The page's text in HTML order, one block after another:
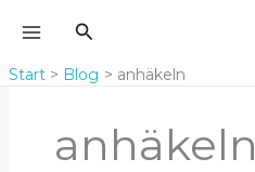
Inhalt
Suchen
Start Blog anhäkeln
anhäkeln